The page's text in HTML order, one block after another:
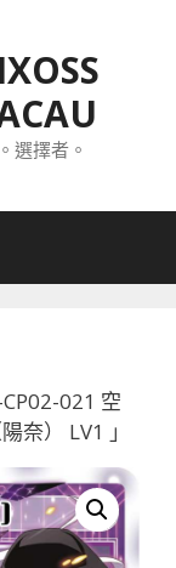
選擇者。
021 空
奈） LV1 」